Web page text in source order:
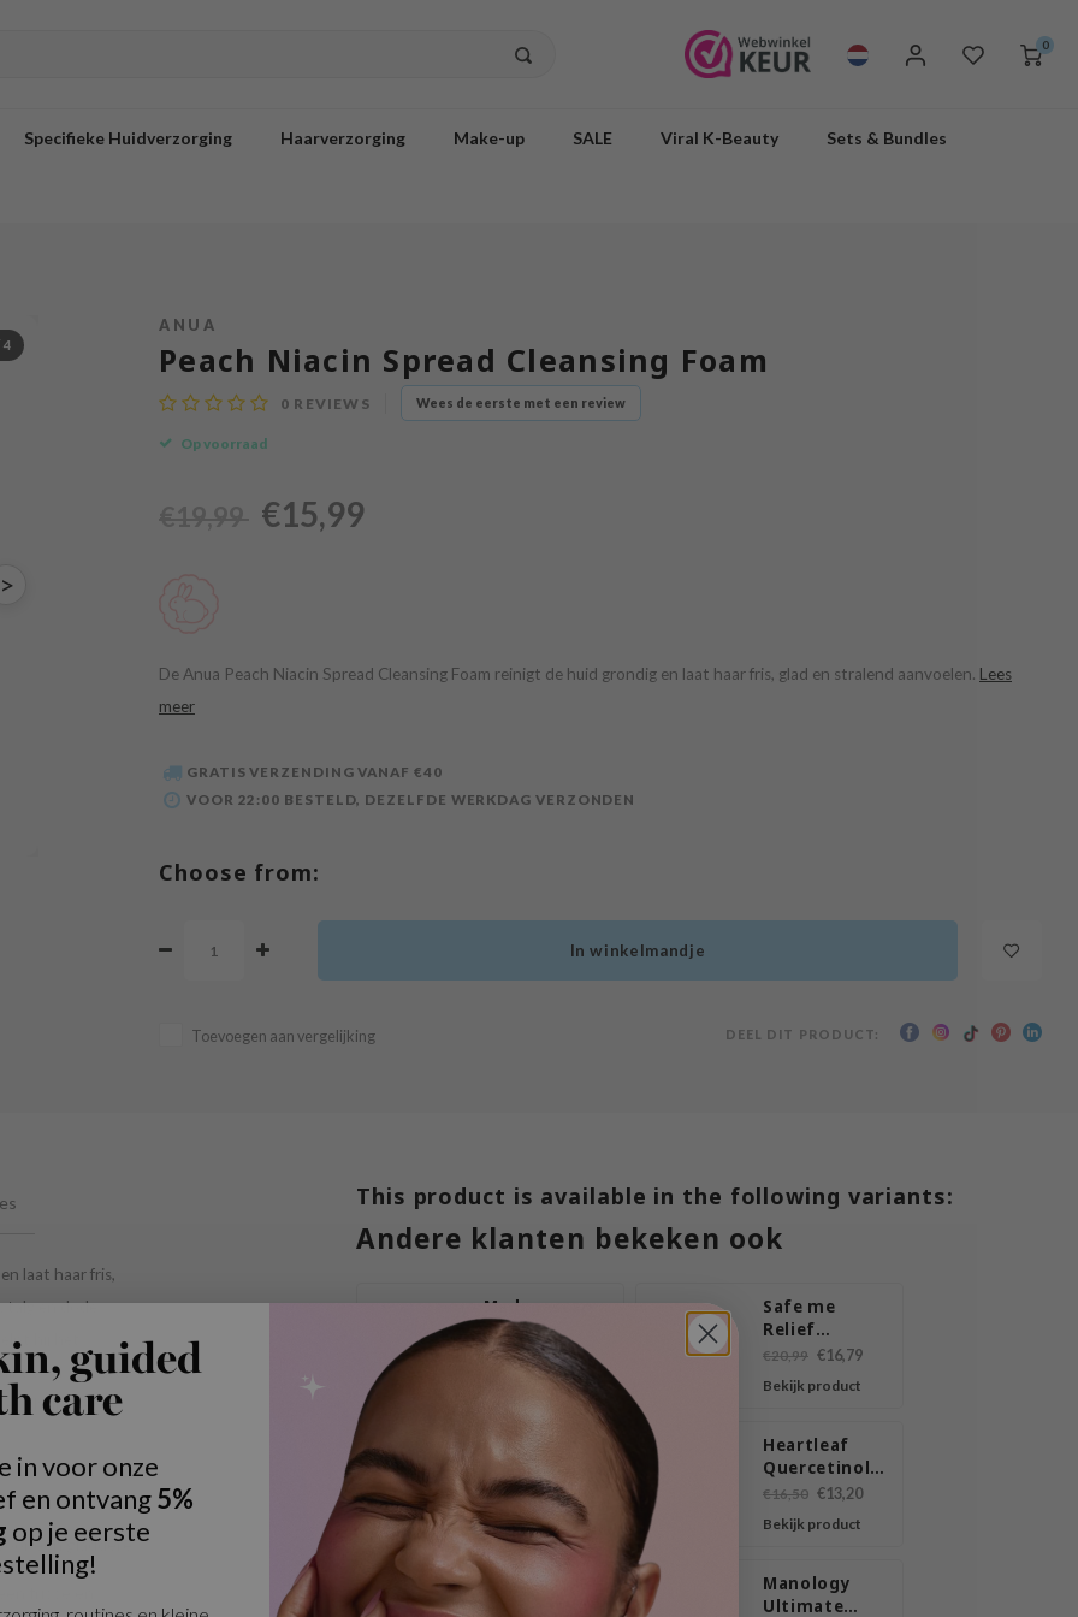
0
Specifieke Huidverzorging Haarverzorging Make-up SALE Viral K-Beauty Sets & Bundles
4
ANUA
Peach Niacin Spread Cleansing Foam
0 REVIEWS Wees de eerste met een review
Op voorraad
€15,99
De Anua Peach Niacin Spread Cleansing Foam reinigt de huid grondig en laat haar fris, glad en stralend aanvoelen. Lees
meer
GRATIS VERZENDING VANAF €40
VOOR 22:00 BESTELD, DEZELFDE WERKDAG VERZONDEN
Choose from:
In winkelmandje
Toevoegen aan vergelijking DEEL DIT PRODUCT:
laat haar fris,
talg en dode
hij het
voor de vette
schuimlaag die
een gladdere
This product is available in the following variants:
Andere klanten bekeken ook
Madagascar
Centella
Poremizing
Deep
Cleansing
Foam
€18,50
Bekijk product
Safe me
Relief
Moisture
Cleansing
Foam
€20,99 €16,79
Bekijk product
Revitalizing
Super Snail
Cleansing
Foam
€15,99
Bekijk product
Heartleaf
Quercetinol
Pore Deep
Cleansing
Foam
€16,50 €13,20
Bekijk product
Porecare
Manology
Ultimate
guided
care
in voor onze
en ontvang5%
op je eerste